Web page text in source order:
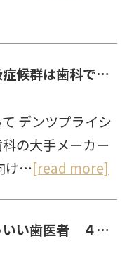
睡眠時無呼吸症候群は歯科でも治療できる
デンツプライシ
の大手メーカー
け…[read more]
歯医者が思ういい歯医者 ４つのポイント その１